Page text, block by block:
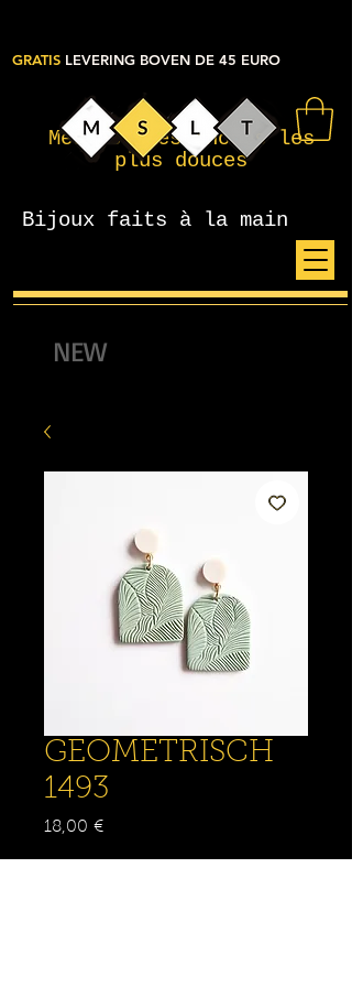
Mes petites choses les
plus douces
Bijoux faits à la main
GRATIS LEVERING BOVEN DE 45 EURO
NEW
GEOMETRISCH
1493
18,00 €Prix